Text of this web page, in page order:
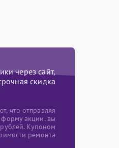
через сайт,
скидка
что отправляя
форму акции, вы
Купоном
ремонта